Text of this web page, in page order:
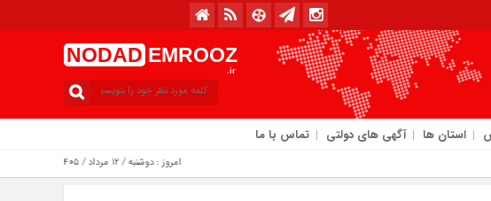
NODAD EMROOZ
.ir
استان ها آگهی های دولتی تماس با ما
امروز : دوشنبه / ۱۲ مرداد / ۱۴۰۵